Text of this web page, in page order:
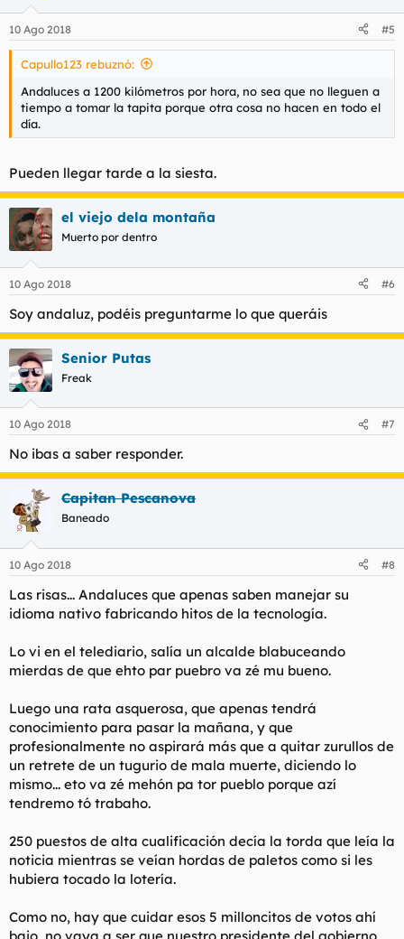
e
s
10 Ago 2018 #5
Capullo123 rebuznó:
Andaluces a 1200 kilómetros por hora, no sea que no lleguen a
tiempo a tomar la tapita porque otra cosa no hacen en todo el
día.
Pueden llegar tarde a la siesta.
el viejo dela montaña
Muerto por dentro
10 Ago 2018 #6
Soy andaluz, podéis preguntarme lo que queráis
Senior Putas
Freak
10 Ago 2018 #7
No ibas a saber responder.
Capitan Pescanova
Baneado
10 Ago 2018 #8
Las risas... Andaluces que apenas saben manejar su
idioma nativo fabricando hitos de la tecnología.
Lo vi en el telediario, salía un alcalde blabuceando
mierdas de que ehto par puebro va zé mu bueno.
Luego una rata asquerosa, que apenas tendrá
conocimiento para pasar la mañana, y que
profesionalmente no aspirará más que a quitar zurullos de
un retrete de un tugurio de mala muerte, diciendo lo
mismo... eto va zé mehón pa tor pueblo porque azí
tendremo tó trabaho.
250 puestos de alta cualificación decía la torda que leía la
noticia mientras se veían hordas de paletos como si les
hubiera tocado la lotería.
Como no, hay que cuidar esos 5 milloncitos de votos ahí
bajo, no vaya a ser que nuestro presidente del gobierno